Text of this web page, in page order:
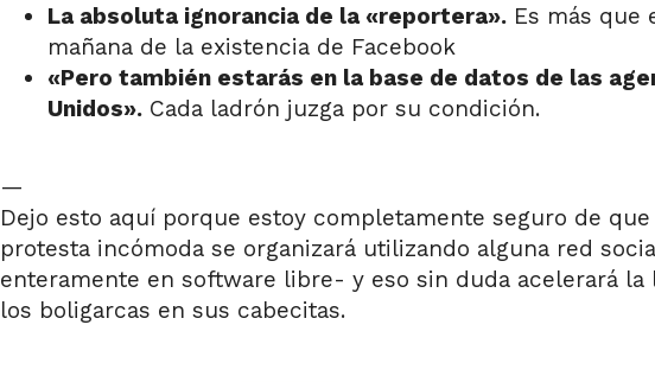
La absoluta ignorancia de la «reportera». Es más que
mañana de la existencia de Facebook
«Pero también estarás en la base de datos de las
Unidos». Cada ladrón juzga por su condición.
—
Dejo esto aquí porque estoy completamente seguro de
protesta incómoda se organizará utilizando alguna red
enteramente en software libre- y eso sin duda acelerará la
los boligarcas en sus cabecitas.